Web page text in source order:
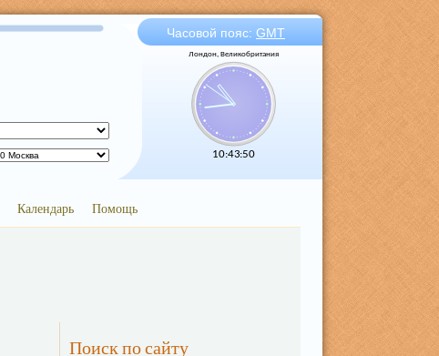
Часовой пояс: GMT
Лондон, Великобритания
10:43:51
Календарь Помощь
Поиск по сайту